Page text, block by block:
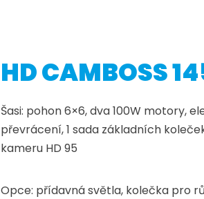
HD CAMBOSS
Šasi: pohon 6×6, dva 100W motory,
převrácení, 1 sada základních
kameru HD 95
Opce: přídavná světla, kolečka pro